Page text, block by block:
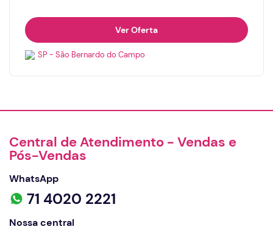
Ver Oferta
SP - São Bernardo do Campo
Central de Atendimento - Vendas e
Pós-Vendas
WhatsApp
71 4020 2221
Nossa central